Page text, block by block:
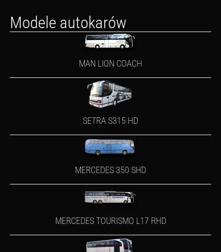
Modele autokarów
MAN LION COACH
SETRA S315 HD
MERCEDES 350 SHD
MERCEDES TOURISMO L17 RHD